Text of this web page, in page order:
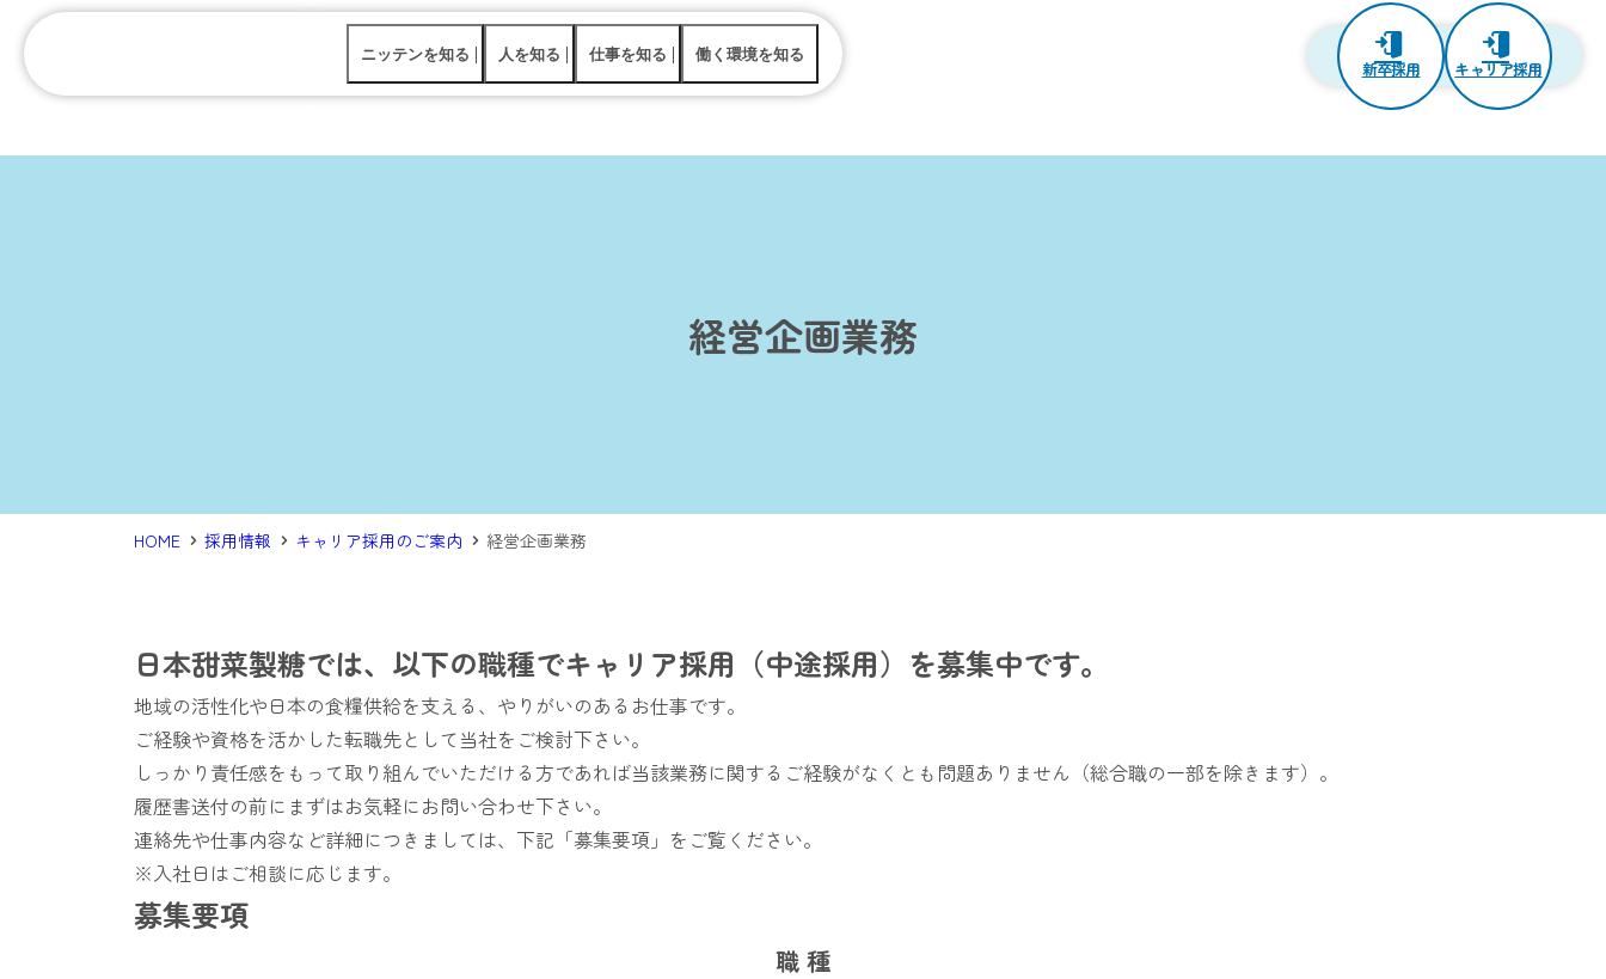
ニッテンを知る 人を知る 仕事を知る
（食品営業・管理事務・飼料営業）
（原料業務・栽培研究・農業資材営業）
（製糖所・バイオ工場・紙筒工場）
働く環境を知る
新卒採用 キャリア採用
経営企画業務
HOME 採用情報 キャリア採用のご案内 経営企画業務
日本甜菜製糖では、以下の職種でキャリア採用（中途採用）を募集中です。
地域の活性化や日本の食糧供給を支える、やりがいのあるお仕事です。
ご経験や資格を活かした転職先として当社をご検討下さい。
しっかり責任感をもって取り組んでいただける方であれば当該業務に関するご経験がなくとも問題ありません（総合職の一部を除きます）。
履歴書送付の前にまずはお気軽にお問い合わせ下さい。
連絡先や仕事内容など詳細につきましては、下記「募集要項」をご覧ください。
※入社日はご相談に応じます。
募集要項
職 種